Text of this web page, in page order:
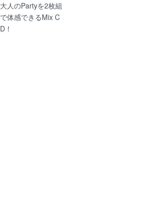
大人のPartyを2枚組
で体感できるMix C
D！